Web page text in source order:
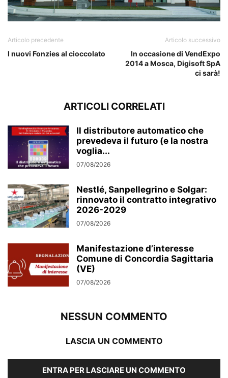
Articolo precedente
I nuovi Fonzies al cioccolato
Articolo successivo
In occasione di VendExpo
2014 a Mosca, Digisoft SpA
ci sarà!
ARTICOLI CORRELATI
Il distributore automatico che
prevedeva il futuro (e la nostra
voglia...
07/08/2026
Nestlé, Sanpellegrino e Solgar:
rinnovato il contratto integrativo
2026-2029
07/08/2026
Manifestazione d’interesse
Comune di Concordia Sagittaria
(VE)
07/08/2026
NESSUN COMMENTO
LASCIA UN COMMENTO
ENTRA PER LASCIARE UN COMMENTO